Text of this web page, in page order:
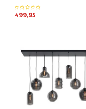
499,95